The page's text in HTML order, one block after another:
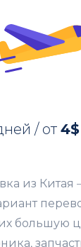
/ от 4$
из Китая
большую
дней /
4$
большую
подходом к
кому